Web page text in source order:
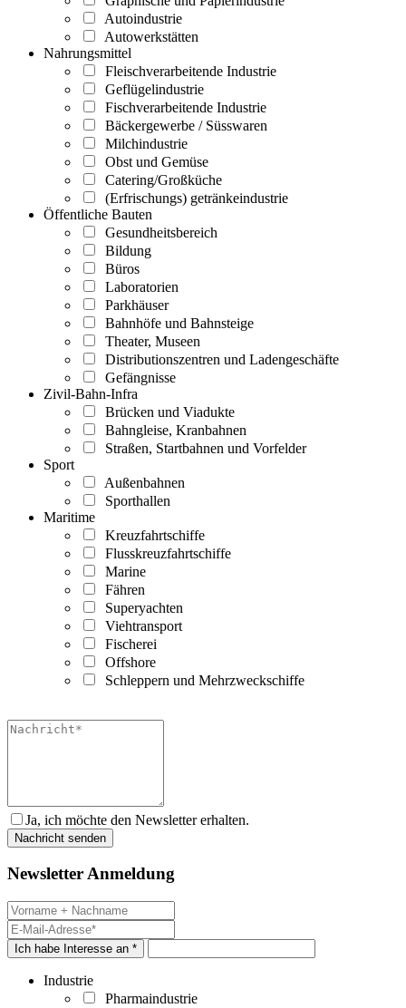
Autoindustrie
Autowerkstätten
Nahrungsmittel
Fleischverarbeitende Industrie
Geflügelindustrie
Fischverarbeitende Industrie
Bäckergewerbe / Süsswaren
Milchindustrie
Obst und Gemüse
Catering/Großküche
(Erfrischungs) getränkeindustrie
Öffentliche Bauten
Gesundheitsbereich
Bildung
Büros
Laboratorien
Parkhäuser
Bahnhöfe und Bahnsteige
Theater, Museen
Distributionszentren und Ladengeschäfte
Gefängnisse
Zivil-Bahn-Infra
Brücken und Viadukte
Bahngleise, Kranbahnen
Straßen, Startbahnen und Vorfelder
Sport
Außenbahnen
Sporthallen
Maritime
Kreuzfahrtschiffe
Flusskreuzfahrtschiffe
Marine
Fähren
Superyachten
Viehtransport
Fischerei
Offshore
Schleppern und Mehrzweckschiffe
Ja, ich möchte den Newsletter erhalten.
Newsletter Anmeldung
Ich habe Interesse an *
Industrie
Pharmaindustrie